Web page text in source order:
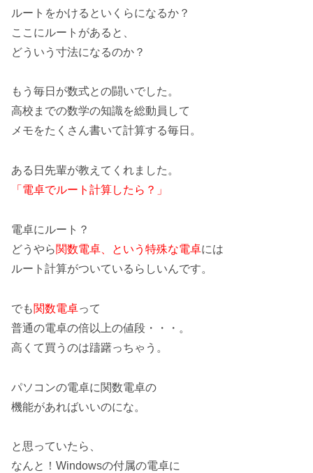
ルートをかけるといくらになるか？
ここにルートがあると、
どういう寸法になるのか？
もう毎日が数式との闘いでした。
高校までの数学の知識を総動員して
メモをたくさん書いて計算する毎日。
ある日先輩が教えてくれました。
「電卓でルート計算したら？」
電卓にルート？
どうやら関数電卓、という特殊な電卓には
ルート計算がついているらしいんです。
でも関数電卓って
普通の電卓の倍以上の値段・・・。
高くて買うのは躊躇っちゃう。
パソコンの電卓に関数電卓の
機能があればいいのにな。
と思っていたら、
なんと！ Windowsの付属の電卓に